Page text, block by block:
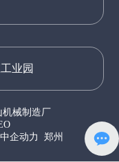
业园
械制造厂
企动力 郑州